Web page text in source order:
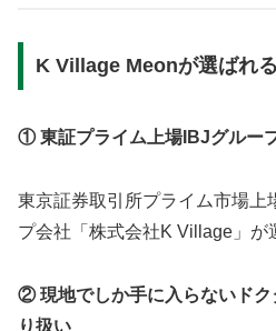
K Village Meonが選ばれ
① 東証プライム上場IBJグルー
東京証券取引所プライム市場上
プ会社「株式会社K Village」が
② 現地でしか手に入らないドク
り扱い